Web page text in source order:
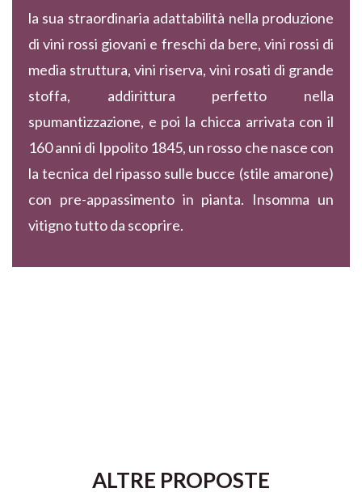
la sua straordinaria adattabilità nella produzione
di vini rossi giovani e freschi da bere, vini rossi di
media struttura, vini riserva, vini rosati di grande
stoffa, addirittura perfetto nella
spumantizzazione, e poi la chicca arrivata con il
160 anni di Ippolito 1845, un rosso che nasce con
la tecnica del ripasso sulle bucce (stile amarone)
con pre-appassimento in pianta. Insomma un
vitigno tutto da scoprire.
ALTRE PROPOSTE